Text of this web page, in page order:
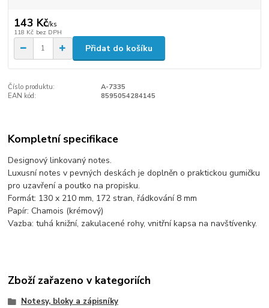
143 Kč/ks
118 Kč bez DPH
Přidat do košíku
Číslo produktu:
A-7335
EAN kód:
8595054284145
Kompletní specifikace
Designový linkovaný notes.
Luxusní notes v pevných deskách je doplněn o praktickou gumičku
pro uzavření a poutko na propisku.
Formát: 130 x 210 mm, 172 stran, řádkování 8 mm
Papír: Chamois (krémový)
Vazba: tuhá knižní, zakulacené rohy, vnitřní kapsa na navštívenky.
Zboží zařazeno v kategoriích
Notesy, bloky a zápisníky